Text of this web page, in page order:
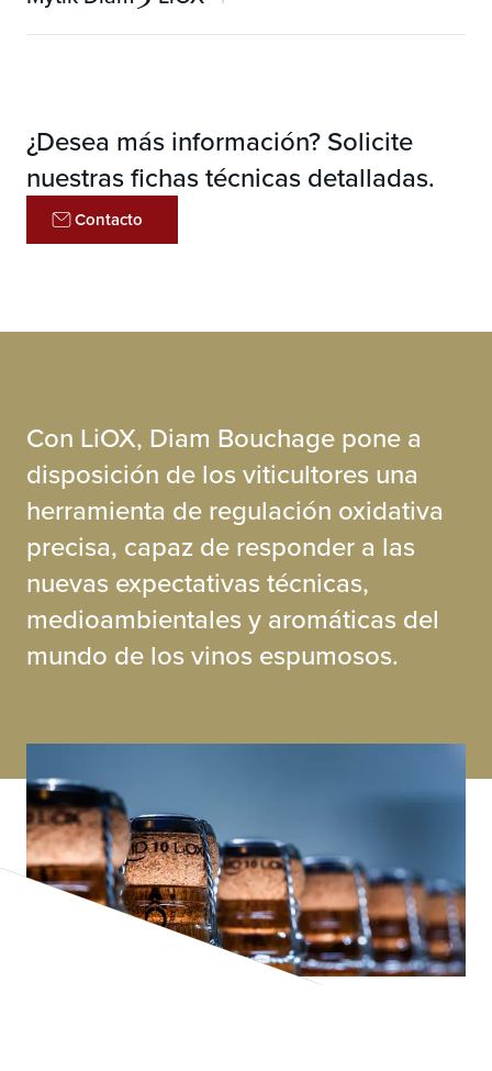
Garantía mecánica
Tamaño del grano
OIR (mg) < 1,1
Tamaño del grano
¿Desea más información? Solicite
nuestras fichas técnicas detalladas.
Contacto
Con LiOX, Diam Bouchage pone a
disposición de los viticultores una
herramienta de regulación oxidativa
precisa, capaz de responder a las
nuevas expectativas técnicas,
medioambientales y aromáticas del
mundo de los vinos espumosos.